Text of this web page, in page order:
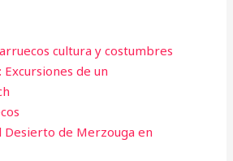
cultura y costumbres
de un
de Merzouga en